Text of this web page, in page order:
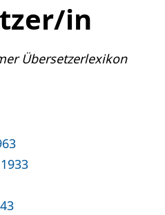
in
Übersetzerlexikon